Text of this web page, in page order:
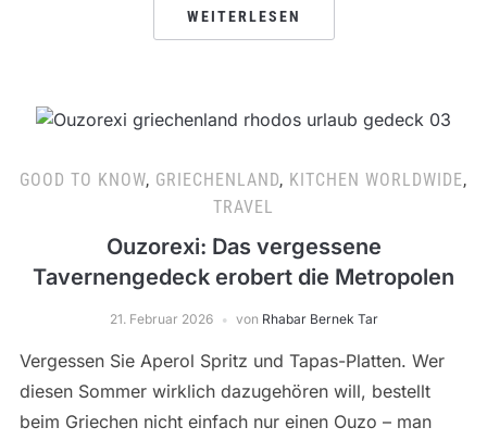
WEITERLESEN
GOOD TO KNOW, GRIECHENLAND, KITCHEN WORLDWIDE,
TRAVEL
Ouzorexi: Das vergessene
Tavernengedeck erobert die Metropolen
21. Februar 2026 von Rhabar Bernek Tar
Vergessen Sie Aperol Spritz und Tapas-Platten. Wer
diesen Sommer wirklich dazugehören will, bestellt
beim Griechen nicht einfach nur einen Ouzo – man